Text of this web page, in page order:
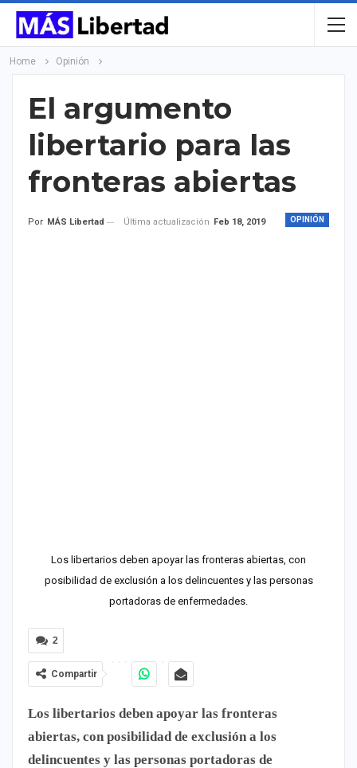
Home Opinión
El argumento
libertario para las
fronteras abiertas
OPINIÓN
Por MÁS Libertad Última actualización Feb 18, 2019
Los libertarios deben apoyar las fronteras abiertas, con
posibilidad de exclusión a los delincuentes y las personas
portadoras de enfermedades.
2
Compartir
Los libertarios deben apoyar las fronteras
abiertas, con posibilidad de exclusión a los
delincuentes y las personas portadoras de